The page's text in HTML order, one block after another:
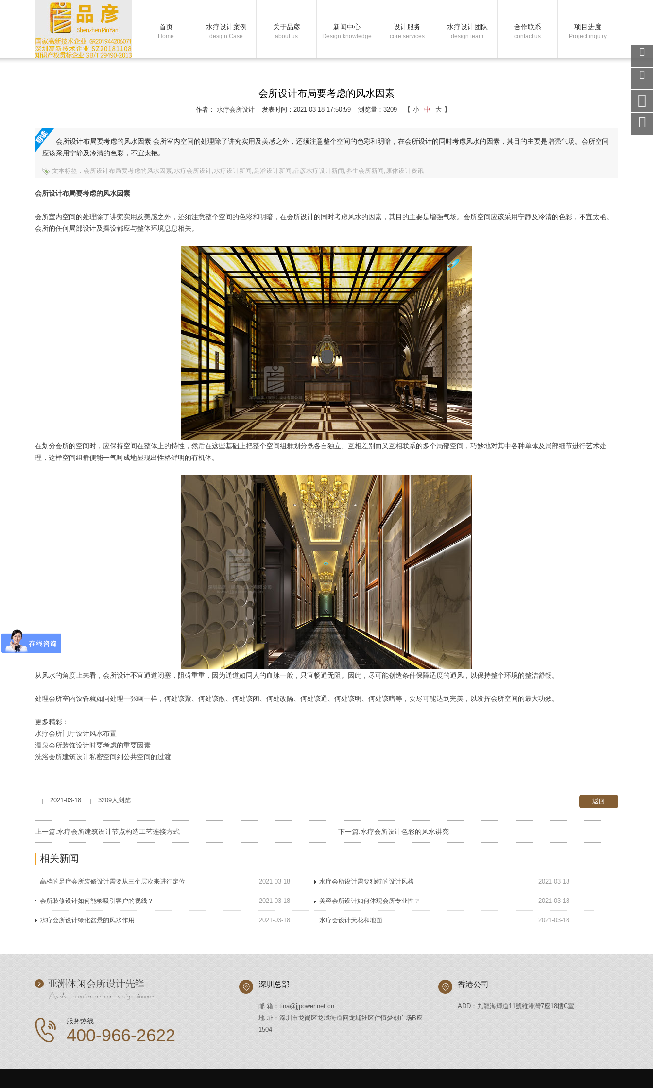
首页
Home
水疗设计案例
design Case
关于品彦
about us
新闻中心
Design knowledge
设计服务
core services
水疗设计团队
design team
合作联系
contact us
项目进度
Project inquiry
会所设计布局要考虑的风水因素
作者： 水疗会所设计 发表时间：2021-03-18 17:50:59 浏览量：3209 【 小 中 大 】
会所设计布局要考虑的风水因素 会所室内空间的处理除了讲究实用及美感之外，还须注意整个空间的色彩和明暗，在会所设计的同时考虑风水的因素，其目的主要是增强气场。会所空间
应该采用宁静及冷清的色彩，不宜太艳。...
文本标签：会所设计布局要考虑的风水因素,水疗会所设计,水疗设计新闻,足浴设计新闻,品彦水疗设计新闻,养生会所新闻,康体设计资讯
会所设计布局要考虑的风水因素
会所室内空间的处理除了讲究实用及美感之外，还须注意整个空间的色彩和明暗，在会所设计的同时考虑风水的因素，其目的主要是增强气场。会所空间应该采用宁静及冷清的色彩，不宜太艳。
会所的任何局部设计及摆设都应与整体环境息息相关。
在划分会所的空间时，应保持空间在整体上的特性，然后在这些基础上把整个空间组群划分既各自独立、互相差别而又互相联系的多个局部空间，巧妙地对其中各种单体及局部细节进行艺术处
理，这样空间组群便能一气呵成地显现出性格鲜明的有机体。
从风水的角度上来看，会所设计不宜通道闭塞，阻碍重重，因为通道如同人的血脉一般，只宜畅通无阻。因此，尽可能创造条件保障适度的通风，以保持整个环境的整洁舒畅。
处理会所室内设备就如同处理一张画一样，何处该聚、何处该散、何处该闭、何处改隔、何处该通、何处该明、何处该暗等，要尽可能达到完美，以发挥会所空间的最大功效。
更多精彩：
水疗会所门厅设计风水布置
温泉会所装饰设计时要考虑的重要因素
洗浴会所建筑设计私密空间到公共空间的过渡
返回
2021-03-18 3209人浏览
上一篇:水疗会所建筑设计节点构造工艺连接方式 下一篇:水疗会所设计色彩的风水讲究
相关新闻
高档的足疗会所装修设计需要从三个层次来进行定位 2021-03-18 水疗会所设计需要独特的设计风格 2021-03-18
会所装修设计如何能够吸引客户的视线？ 2021-03-18 美容会所设计如何体现会所专业性？ 2021-03-18
水疗会所设计绿化盆景的风水作用 2021-03-18 水疗会设计天花和地面 2021-03-18
服务热线
400-966-2622
深圳总部
邮 箱：tina@jjpower.net.cn
地 址：深圳市龙岗区龙城街道回龙埔社区仁恒梦创广场B座
1504
香港公司
ADD：九龍海輝道11號維港灣7座18樓C室
关注
微信
在线
手机
访问